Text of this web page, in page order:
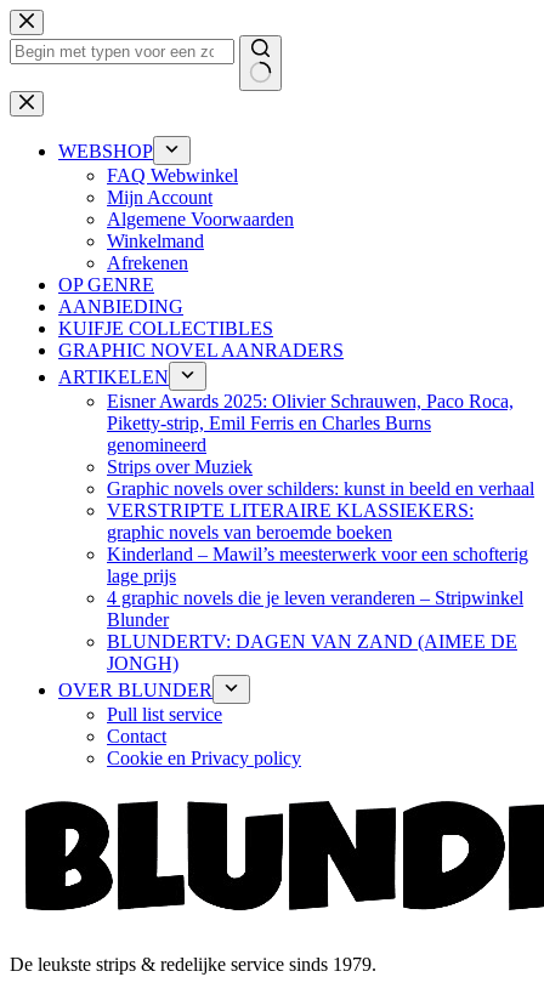
Ga
naar
de
Geen
resultaten
WEBSHOP
FAQ Webwinkel
Mijn Account
Algemene Voorwaarden
Winkelmand
Afrekenen
OP GENRE
AANBIEDING
KUIFJE COLLECTIBLES
GRAPHIC NOVEL AANRADERS
ARTIKELEN
Eisner Awards 2025: Olivier Schrauwen, Paco Roca,
Piketty-strip, Emil Ferris en Charles Burns
genomineerd
Strips over Muziek
Graphic novels over schilders: kunst in beeld en verhaal
VERSTRIPTE LITERAIRE KLASSIEKERS:
graphic novels van beroemde boeken
Kinderland – Mawil’s meesterwerk voor een schofterig
lage prijs
4 graphic novels die je leven veranderen – Stripwinkel
Blunder
BLUNDERTV: DAGEN VAN ZAND (AIMEE DE
JONGH)
OVER BLUNDER
Pull list service
Contact
Cookie en Privacy policy
De leukste strips & redelijke service sinds 1979.